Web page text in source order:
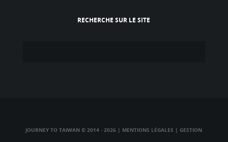
RECHERCHE SUR LE SITE
JOURNEY TO TAIWAN © 2014 - 2026 | MENTIONS LÉGALES |GESTION